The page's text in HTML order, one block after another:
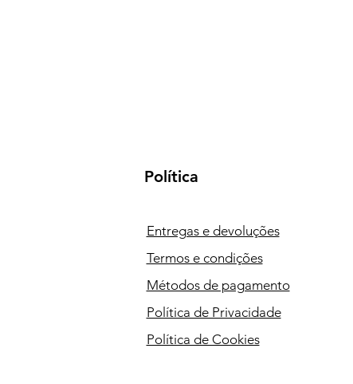
Política
Entregas e devoluções
Termos e condições
Métodos de pagamento
Política de Privacidade
Política de Cookies